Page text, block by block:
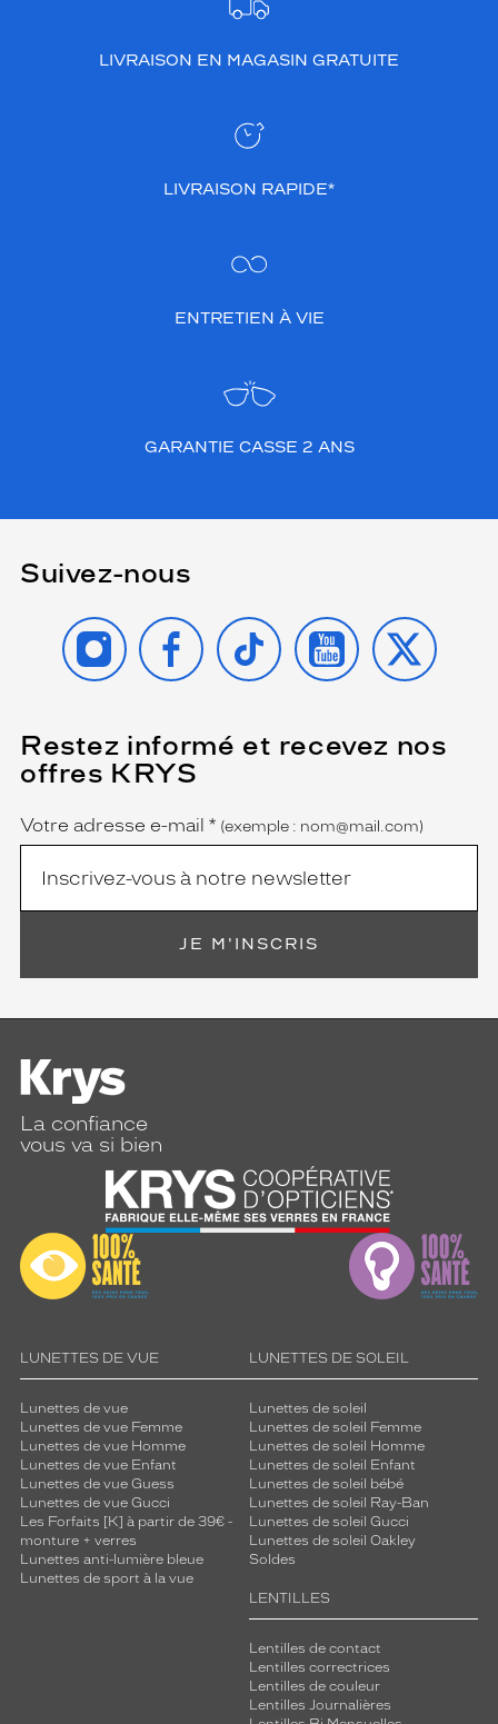
LIVRAISON EN MAGASIN GRATUITE
LIVRAISON RAPIDE*
ENTRETIEN À VIE
GARANTIE CASSE 2 ANS
Suivez-nous
INSTAGRAMFACEBOOK
TIKTOK YOUTUBE
X
Restez informé et recevez nos
offres KRYS
Name
Votre adresse e-mail *
(Ce
champ
est
(exemple : nom@mail.com)
JE M'INSCRIS
La confiance
vous va si bien
LUNETTES DE VUE
Lunettes de vue
Lunettes de vue Femme
Lunettes de vue Homme
Lunettes de vue Enfant
Lunettes de vue Guess
Lunettes de vue Gucci
Les Forfaits [K] à partir de 39€ -
monture + verres
Lunettes anti-lumière bleue
Lunettes de sport à la vue
LUNETTES DE SOLEIL
Lunettes de soleil
Lunettes de soleil Femme
Lunettes de soleil Homme
Lunettes de soleil Enfant
Lunettes de soleil bébé
Lunettes de soleil Ray-Ban
Lunettes de soleil Gucci
Lunettes de soleil Oakley
Soldes
LENTILLES
Lentilles de contact
Lentilles correctrices
Lentilles de couleur
Lentilles Journalières